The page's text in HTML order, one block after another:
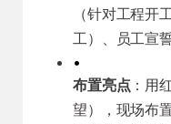
（针对工程开
工）、员工宣
•
布置亮点 ：用
望），现场布